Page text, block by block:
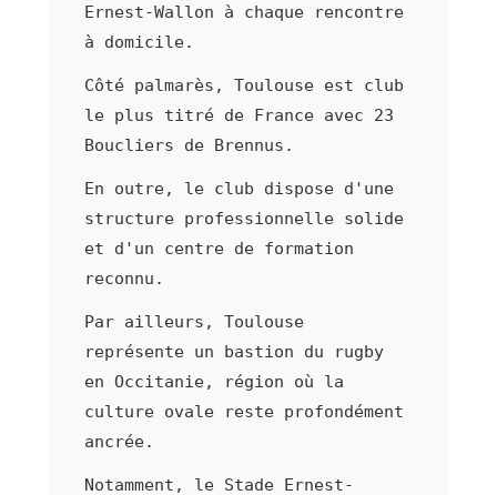
Ernest-Wallon à chaque rencontre
à domicile.
Côté palmarès, Toulouse est club
le plus titré de France avec 23
Boucliers de Brennus.
En outre, le club dispose d'une
structure professionnelle solide
et d'un centre de formation
reconnu.
Par ailleurs, Toulouse
représente un bastion du rugby
en Occitanie, région où la
culture ovale reste profondément
ancrée.
Notamment, le Stade Ernest-